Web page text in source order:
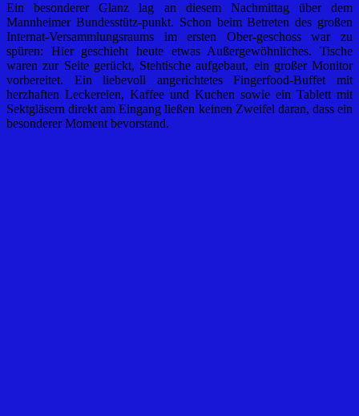
Ein besonderer Glanz lag an diesem Nachmittag über dem
Mannheimer Bundesstütz-punkt. Schon beim Betreten des großen
Internat-Versammlungsraums im ersten Ober-geschoss war zu
spüren: Hier geschieht heute etwas Außergewöhnliches. Tische
waren zur Seite gerückt, Stehtische aufgebaut, ein großer Monitor
vorbereitet. Ein liebevoll angerichtetes Fingerfood-Buffet mit
herzhaften Leckereien, Kaffee und Kuchen sowie ein Tablett mit
Sektgläsern direkt am Eingang ließen keinen Zweifel daran, dass ein
besonderer Moment bevorstand.